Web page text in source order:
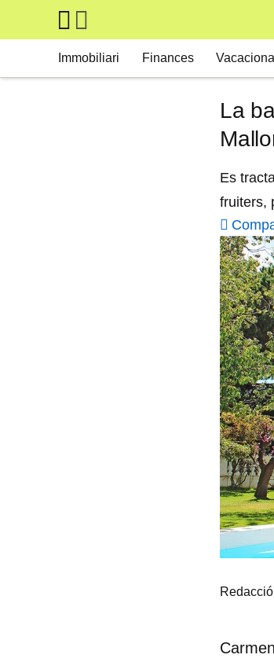
Skip to main content
Immobiliari Finances Vacacional
La
Es
fruiters,